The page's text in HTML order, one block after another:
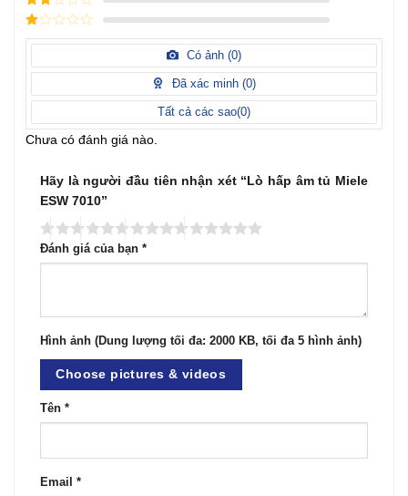
điểm
2/
điểm
1
điểm
Có ảnh (0)
Đã xác minh (0)
Tất cả các sao(0)
Chưa có đánh giá nào.
Hãy là người đầu tiên nhận xét “Lò hấp âm tủ Miele
ESW 7010”
Đánh giá của bạn *
Hình ảnh (Dung lượng tối đa: 2000 KB, tối đa 5 hình ảnh)
Choose pictures & videos
Tên *
Email *